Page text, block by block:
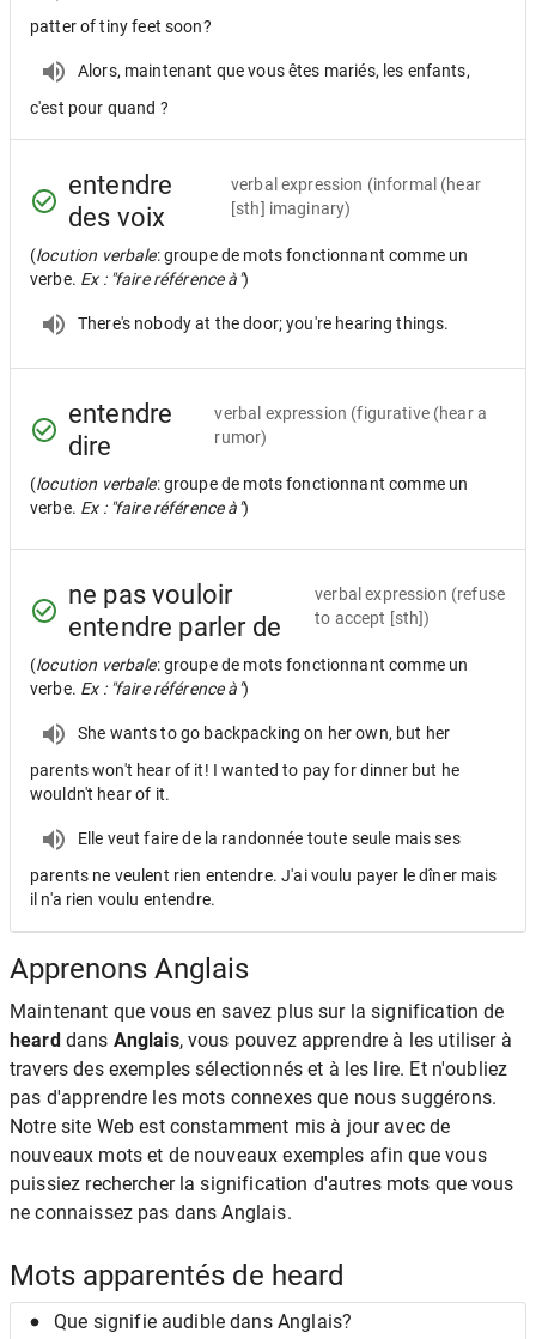
patter of tiny feet soon?
Alors, maintenant que vous êtes mariés, les enfants,
c'est pour quand ?
entendre
des voix
verbal expression (informal (hear
[sth] imaginary)
(locution verbale: groupe de mots fonctionnant comme un
verbe. Ex : "faire référence à")
There's nobody at the door; you're hearing things.
entendre
dire
verbal expression (figurative (hear a
rumor)
(locution verbale: groupe de mots fonctionnant comme un
verbe. Ex : "faire référence à")
ne pas vouloir
entendre parler de
verbal expression (refuse
to accept [sth])
(locution verbale: groupe de mots fonctionnant comme un
verbe. Ex : "faire référence à")
She wants to go backpacking on her own, but her
parents won't hear of it! I wanted to pay for dinner but he
wouldn't hear of it.
Elle veut faire de la randonnée toute seule mais ses
parents ne veulent rien entendre. J'ai voulu payer le dîner mais
il n'a rien voulu entendre.
Apprenons Anglais
Maintenant que vous en savez plus sur la signification de
hearddans Anglais, vous pouvez apprendre à les utiliser à
travers des exemples sélectionnés et à les lire. Et n'oubliez
pas d'apprendre les mots connexes que nous suggérons.
Notre site Web est constamment mis à jour avec de
nouveaux mots et de nouveaux exemples afin que vous
puissiez rechercher la signification d'autres mots que vous
ne connaissez pas dans Anglais.
Mots apparentés de heard
Que signifie audible dans Anglais?